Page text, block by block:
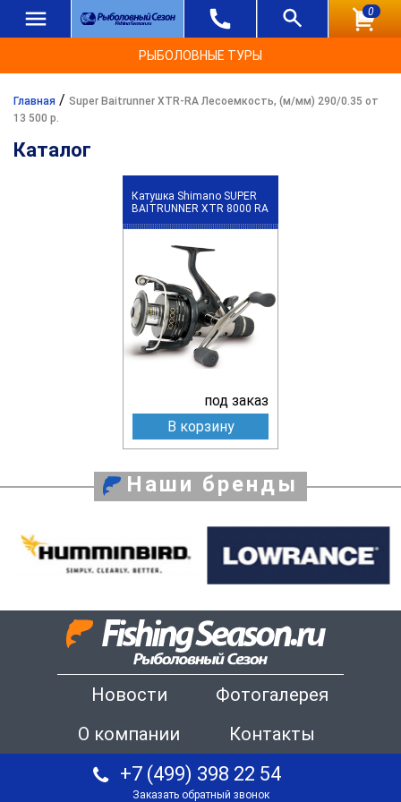
0
РЫБОЛОВНЫЕ ТУРЫ
Главная / Super Baitrunner XTR-RA Лесоемкость, (м/мм) 290/0.35 от
13 500 р.
Каталог
Катушка Shimano SUPER
BAITRUNNER XTR 8000 RA
под заказ
В корзину
Наши бренды
Новости
Фотогалерея
О компании
Контакты
+7 (499) 398 22 54
Заказать обратный звонок